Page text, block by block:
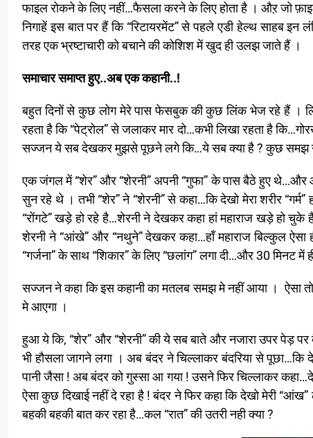
फाइल रोकने के लिए नहीं…फैसला करने के लिए होता है । औऱ जो
निगाहें इस बात पर हैं कि “रिटायरमेंट” से पहले एडी हेल्थ साहब
तरह एक भ्रष्टाचारी को बचाने की कोशिश में खुद ही उलझ जाते हैं ।
समाचार समाप्त हुए..अब एक कहानी..!
बहुत दिनों से कुछ लोग मेरे पास फेसबुक की कुछ लिंक भेज रहे हैं ।
रहता है कि “पेट्रोल” से जलाकर मार दो…कभी लिखा रहता है
सज्जन ये सब देखकर मुझसे पूछने लगे कि…ये सब क्या है ? कुछ समझ ने
एक जंगल में “शेर” और “शेरनी” अपनी “गुफा” के पास बैठे हुए थे…और
सुन रहे थे । तभी “शेर” ने “शेरनी” से कहा…कि देखो मेरा शरीर
“रोंगटे” खड़े हो रहे है…शेरनी ने देखकर कहा हां महाराज खड़े हो
शेरनी ने “आंखे” और “नथुने” देखकर कहा…हाँ महाराज बिल्कुल ऐसा
“गर्जना” के साथ “शिकार” के लिए “छलांग” लगा दी…और 30 मिनट में
सज्जन ने कहा कि इस कहानी का मतलब समझ मे नहीं आया । ऐसा
मे आएगा ।
हुआ ये कि, “शेर” और “शेरनी” की ये सब बाते और नजारा उपर पेड़
भी हौसला जागने लगा । अब बंदर ने चिल्लाकर बंदरिया से पूछा…कि
पानी जैसा ! अब बंदर को गुस्सा आ गया ! उसने फिर चिल्लाकर
ऐसा कुछ दिखाई नहीं दे रहा है ! बंदर ने फिर कहा कि देखो मेरी
बहकी बहकी बात कर रहा है…कल “रात” की उतरी नही क्या ?